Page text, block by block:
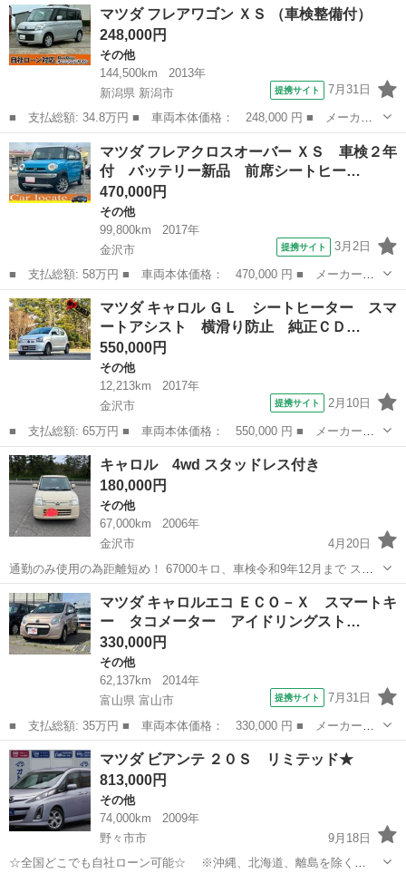
レード名： ６６０ カスタムスタイル ハイブリッド ＸＴ ＰＳ
Ｄ デュ...
石川 金沢市 その他
マツダ フレアワゴン ＸＳ （車検整備付）
248,000円
その他
144,500km
2013年
新潟県 新潟市
提携サイト 7月31日
■ 支払総額: 34.8万円 ■ 車両本体価格： 248,000 円 ■ メーカー
名： マツダ ■ 車種名： フレアワゴン ■ グレード名： ＸＳ
■ 排気量： 660cc ■ ドア枚数： 5D ■ ミッション： インパネ...
新潟 新潟市 その他
マツダ フレアクロスオーバー ＸＳ 車検２年
付 バッテリー新品 前席シートヒー…
470,000円
その他
99,800km
2017年
金沢市
提携サイト 3月2日
■ 支払総額: 58万円 ■ 車両本体価格： 470,000 円 ■ メーカー
名： マツダ ■ 車種名： フレアクロスオーバー ■ グレード
名： ＸＳ 車検２年付 バッテリー新品 前席シートヒーター 社
外ナビ ワンセグ Ｕ...
石川 金沢市 その他
マツダ キャロル ＧＬ シートヒーター スマ
ートアシスト 横滑り防止 純正ＣＤ…
550,000円
その他
12,213km
2017年
金沢市
提携サイト 2月10日
■ 支払総額: 65万円 ■ 車両本体価格： 550,000 円 ■ メーカー
名： マツダ ■ 車種名： キャロル ■ グレード名： ＧＬ シー
トヒーター スマートアシスト 横滑り防止 純正ＣＤオーディオ
禁煙車 アイドリ...
石川 金沢市
キャロル 4wd スタッドレス付き
180,000円
その他
67,000km
2006年
金沢市
4月20日
通勤のみ使用の為距離短め！ 67000キロ、車検令和9年12月まで スタ
ッドレス付き 新品2シーズンのみ使用。四駆パワステオートマ 走行に
問題ありません。 オイル交換してます。 名義変更すぐできる方。 ハ
ンドルカバー元々付い...
石川 金沢市 その他
マツダ キャロルエコ ＥＣＯ－Ｘ スマートキ
ー タコメーター アイドリングスト…
330,000円
その他
62,137km
2014年
富山県 富山市
提携サイト 7月31日
■ 支払総額: 35万円 ■ 車両本体価格： 330,000 円 ■ メーカー
名： マツダ ■ 車種名： キャロルエコ ■ グレード名： ＥＣＯ
－Ｘ スマートキー タコメーター アイドリングストップ 電動格
納ウインカミラー...
富山 富山市 その他
マツダ ビアンテ ２０Ｓ リミテッド★
813,000円
その他
74,000km
2009年
野々市市
9月18日
☆全国どこでも自社ローン可能☆ ※沖縄、北海道、離島を除く